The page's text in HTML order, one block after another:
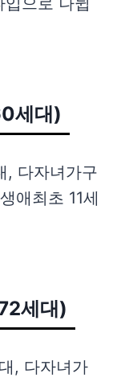
세대)
, 다자녀가구
애최초 11세
세대)
, 다자녀가